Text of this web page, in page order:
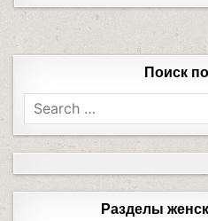
Поиск
Разделы